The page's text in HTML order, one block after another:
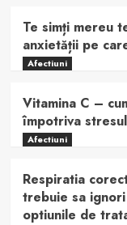
Te simți mereu
anxietății pe
Afectiuni
Vitamina C –
împotriva
Afectiuni
Respiratia
trebuie sa
optiunile de